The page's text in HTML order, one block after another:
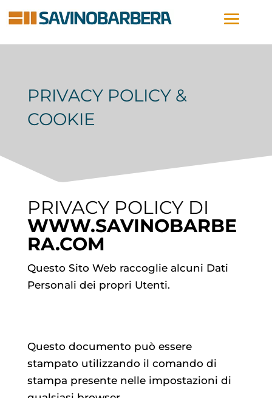
PRIVACY POLICY &
COOKIE
PRIVACY POLICY DI
WWW.SAVINOBARBE
RA.COM
Questo Sito Web raccoglie alcuni Dati
Personali dei propri Utenti.
Questo documento può essere
stampato utilizzando il comando di
stampa presente nelle impostazioni di